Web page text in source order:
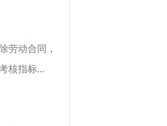
劳动合同，
核指标...